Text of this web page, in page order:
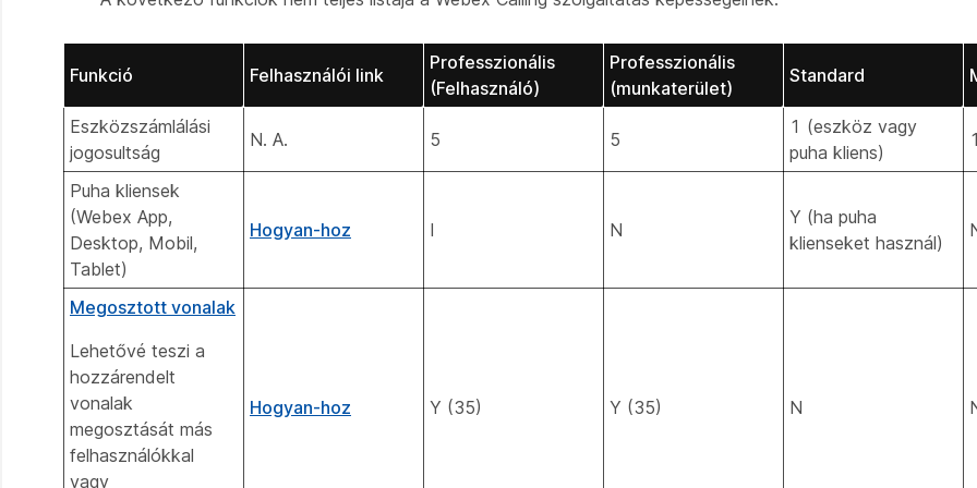
Funkció Felhasználói link
Professzionális
(Felhasználó)
Professzionális
(munkaterület)
Standard
Eszközszámlálási
jogosultság
N. A. 5 5
1 (eszköz vagy
puha kliens)
1
Puha kliensek
(Webex App,
Desktop, Mobil,
Tablet)
Hogyan-hoz I N
Y (ha puha
klienseket használ)
Megosztott vonalak
Lehetővé teszi a
hozzárendelt
vonalak
megosztását más
felhasználókkal
vagy
Hogyan-hoz Y (35) Y (35) N